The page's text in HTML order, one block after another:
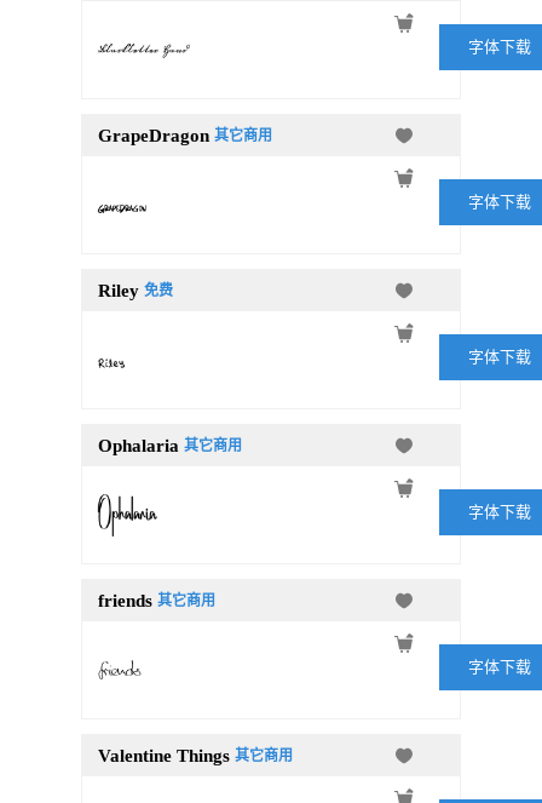
字体下载
GrapeDragon 其它商用
字体下载
Riley 免费
字体下载
Ophalaria 其它商用
字体下载
friends 其它商用
字体下载
Valentine Things 其它商用